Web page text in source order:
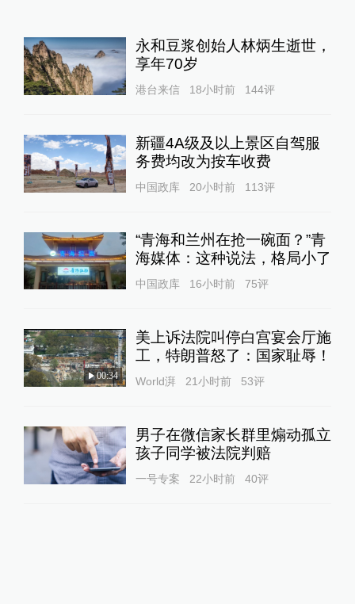
永和豆浆创始人林炳生逝世，
享年70岁
港台来信 18小时前 144评
新疆4A级及以上景区自驾服
务费均改为按车收费
中国政库 20小时前 113评
“青海和兰州在抢一碗面？”青
海媒体：这种说法，格局小了
中国政库 16小时前 75评
00:34
美上诉法院叫停白宫宴会厅施
工，特朗普怒了：国家耻辱！
World湃 21小时前 53评
男子在微信家长群里煽动孤立
孩子同学被法院判赔
一号专案 22小时前 40评